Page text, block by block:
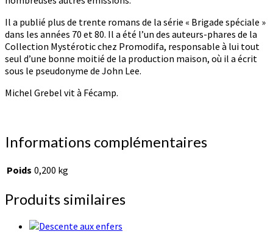
Il a publié plus de trente romans de la série « Brigade spéciale »
dans les années 70 et 80. Il a été l’un des auteurs-phares de la
Collection Mystérotic chez Promodifa, responsable à lui tout
seul d’une bonne moitié de la production maison, où il a écrit
sous le pseudonyme de John Lee.
Michel Grebel vit à Fécamp.
Informations complémentaires
Poids 0,200 kg
Produits similaires